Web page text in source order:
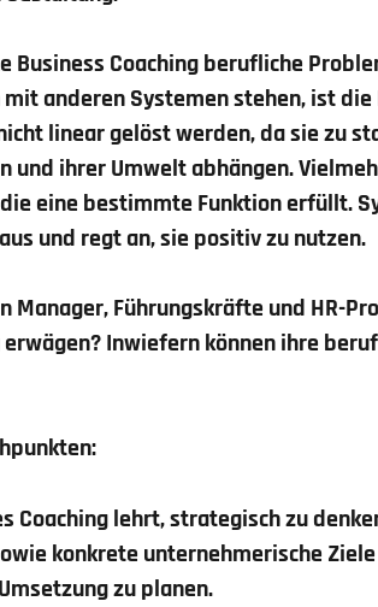
Business Coaching berufliche
anderen Systemen stehen, ist
linear gelöst werden, da sie zu
und ihrer Umwelt abhängen.
eine bestimmte Funktion erfüllt.
und regt an, sie positiv zu nutzen.
Manager, Führungskräfte und HR-
erwägen? Inwiefern können ihre
Coaching lehrt, strategisch zu
konkrete unternehmerische
zu planen.